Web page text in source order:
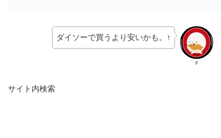
F
ダイソーで買うより安いかも。↑
サイト内検索